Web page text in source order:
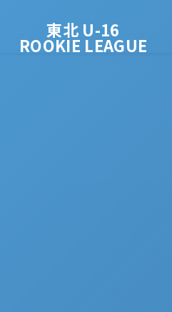
東北 U-16
ROOKIE LEAGUE